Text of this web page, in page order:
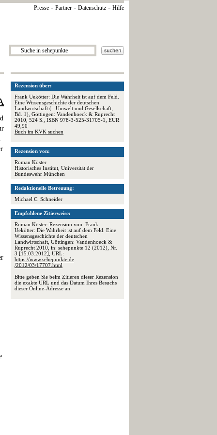
Presse - Partner - Datenschutz - Hilfe
Rezension über:
Frank Uekötter: Die Wahrheit ist auf dem Feld.
Eine Wissensgeschichte der deutschen
Landwirtschaft (= Umwelt und Gesellschaft;
Bd. 1), Göttingen: Vandenhoeck & Ruprecht
2010, 524 S., ISBN 978-3-525-31705-1, EUR
49,90
Buch im KVK suchen
Rezension von:
Roman Köster
Historisches Institut, Universität der
Bundeswehr München
Redaktionelle Betreuung:
Michael C. Schneider
Empfohlene Zitierweise:
Roman Köster: Rezension von: Frank
Uekötter: Die Wahrheit ist auf dem Feld. Eine
Wissensgeschichte der deutschen
Landwirtschaft, Göttingen: Vandenhoeck &
Ruprecht 2010, in: sehepunkte 12 (2012), Nr.
3 [15.03.2012], URL:
https://www.sehepunkte.de
/2012/03/17707.html
Bitte geben Sie beim Zitieren dieser Rezension
die exakte URL und das Datum Ihres Besuchs
dieser Online-Adresse an.